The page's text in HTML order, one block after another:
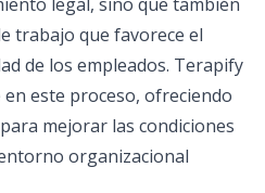
trabajo que favorece el
de los empleados. Terapify
este proceso, ofreciendo
mejorar las condiciones
organizacional